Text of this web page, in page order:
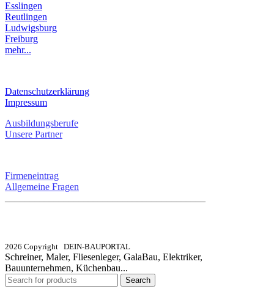
Esslingen
Reutlingen
Ludwigsburg
Freiburg
mehr...
Datenschutzerklärung
Impressum
Ausbildungsberufe
Unsere Partner
Firmeneintrag
Allgemeine Fragen
2026 Copyright DEIN-BAUPORTAL
Schreiner, Maler, Fliesenleger, GalaBau, Elektriker,
Bauunternehmen, Küchenbau...
Search